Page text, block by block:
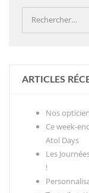
ARTICLES
Nos
Ce week-
Atol Days
Les
!